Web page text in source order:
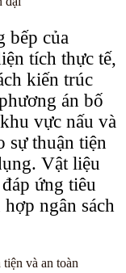
bếp của
tích thực tế,
kiến trúc
án bố
vực nấu và
sự thuận tiện
Vật liệu
ứng tiêu
ngân sách